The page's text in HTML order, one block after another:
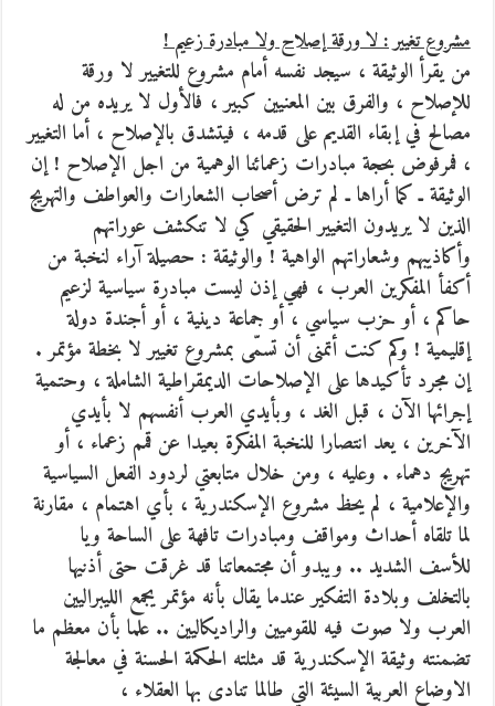
مشروع تغيير : لا ورقة إصلاح ولا مبادرة زعيم !
من يقرأ الوثيقة ، سيجد نفسه أمام مشروع للتغيير لا ورقة
للإصلاح ، والفرق بين المعنيين كبير ، فالأول لا يريده من له
مصالح في إبقاء القديم على قدمه ، فيتشدق بالإصلاح ، أما التغيير
، فمرفوض بحجة مبادرات زعمائنا الوهمية من اجل الإصلاح ! إن
الوثيقة ـ كما أراها ـ لم ترض أصحاب الشعارات والعواطف والتهريج
الذين لا يريدون التغيير الحقيقي كي لا تنكشف عوراتهم
وأكاذيبهم وشعاراتهم الواهية ! والوثيقة : حصيلة آراء لنخبة من
أكفأ المفكرين العرب ، فهي إذن ليست مبادرة سياسية لزعيم
حاكم ، أو حزب سياسي ، أو جماعة دينية ، أو أجندة دولة
إقليمية ! وكم كنت أتمنى أن تسمّى بمشروع تغيير لا بخطة مؤتمر .
إن مجرد تأكيدها على الإصلاحات الديمقراطية الشاملة ، وحتمية
إجرائها الآن ، قبل الغد ، وبأيدي العرب أنفسهم لا بأيدي
الآخرين ، يعد انتصارا للنخبة المفكرة بعيدا عن قمم زعماء ، أو
تهريج دهماء . وعليه ، ومن خلال متابعتي لردود الفعل السياسية
والإعلامية ، لم يحظ مشروع الإسكندرية ، بأي اهتمام ، مقارنة
لما تلقاه أحداث ومواقف ومبادرات تافهة على الساحة ويا
للأسف الشديد .. ويبدو أن مجتمعاتنا قد غرقت حتى أذنيها
بالتخلف وبلادة التفكير عندما يقال بأنه مؤتمر يجمع الليبراليين
العرب ولا صوت فيه للقوميين والراديكاليين .. علما بأن معظم ما
تضمنته وثيقة الإسكندرية قد مثلته الحكمة الحسنة في معالجة
الاوضاع العربية السيئة التي طالما تنادى بها العقلاء ،